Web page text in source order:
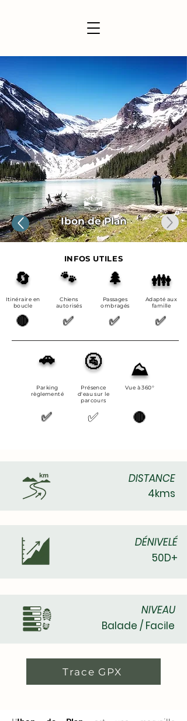
Ibon de Plan
INFOS UTILES
🔄
Itinéraire en
boucle
🔴
🐾
Chiens
autorisés
✅
🌲
Passages
ombragés
✅
👪
Adapté aux
famille
✅
🚗
Parking
règlementé
🚰
Présence
d'eau sur le
parcours
⛰️
Vue à 360°
✅ ✅ 🔴
DISTANCE
4kms
DÉNIVELÉ
50D+
NIVEAU
Balade / Facile
Trace GPX